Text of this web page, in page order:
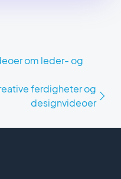
om leder- og
ferdigheter og
designvideoer